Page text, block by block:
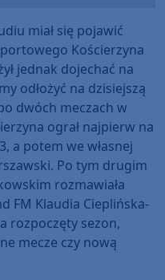
miał się pojawić
Kościerzyna
jednak dojechać na
odłożyć na dzisiejszą
dwóch meczach w
ograł najpierw na
a potem we własnej
Po tym drugim
rozmawiała
FM Klaudia Cieplińska-
rozpoczęty sezon,
mecze czy nową